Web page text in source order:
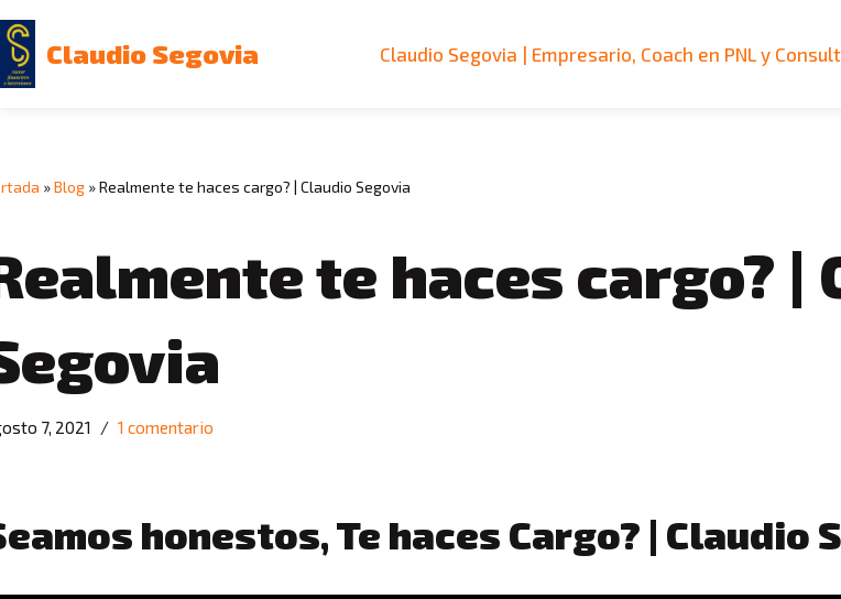
Saltar
al
Claudio Segovia Claudio Segovia | Empresario, Coach en PNL y
»Blog »Realmente te haces cargo? | Claudio Segovia
te haces cargo? |
7, 2021 1 comentario
honestos, Te haces Cargo? | Claudio